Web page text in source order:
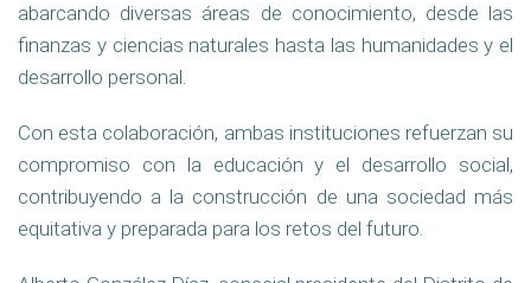
abarcando diversas áreas de conocimiento, desde las
finanzas y ciencias naturales hasta las humanidades y el
desarrollo personal.
Con esta colaboración, ambas instituciones refuerzan su
compromiso con la educación y el desarrollo social,
contribuyendo a la construcción de una sociedad más
equitativa y preparada para los retos del futuro.